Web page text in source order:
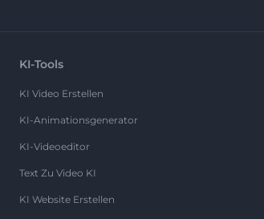
KI-Tools
KI Video Erstellen
KI-Animationsgenerator
KI-Videoeditor
Text Zu Video KI
KI Website Erstellen